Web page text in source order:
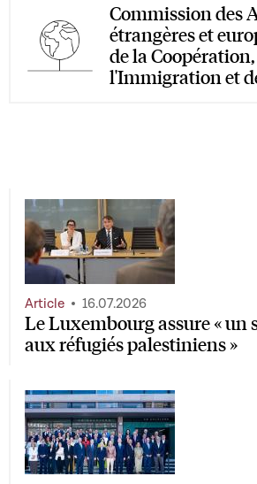
Commission des
étrangères et
de la
l'Immigration et
Le Luxembourg assure « un
aux réfugiés palestiniens »
Article 16.07.2026